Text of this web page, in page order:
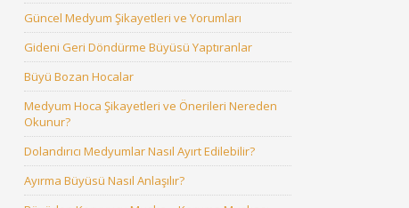
Güncel Medyum Şikayetleri ve Yorumları
Gideni Geri Döndürme Büyüsü Yaptıranlar
Büyü Bozan Hocalar
Medyum Hoca Şikayetleri ve Önerileri Nereden
Okunur?
Dolandırıcı Medyumlar Nasıl Ayırt Edilebilir?
Ayırma Büyüsü Nasıl Anlaşılır?